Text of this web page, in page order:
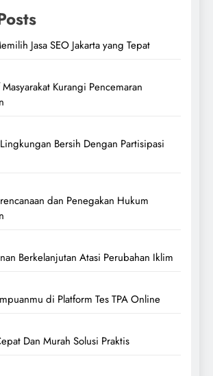
Jasa SEO Jakarta yang Tepat
Kurangi Pencemaran
Bersih Dengan Partisipasi
dan Penegakan Hukum
Berkelanjutan Atasi Perubahan Iklim
di Platform Tes TPA Online
Dan Murah Solusi Praktis